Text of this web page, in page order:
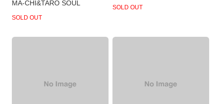
MA-CHI&TARO SOUL
SOLD OUT
SOLD OUT